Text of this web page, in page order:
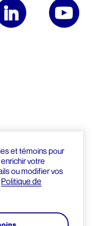
à CKAC
et témoins pour
votre
ou modifier vos
Politique de